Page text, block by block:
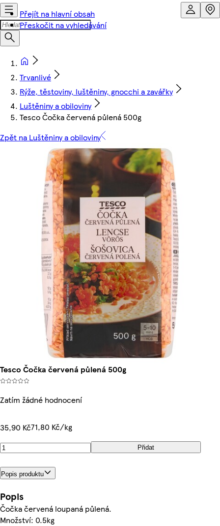
Přejít na hlavní obsah
Přeskočit na vyhledávání
Trvanlivé
Rýže, těstoviny, luštěniny, gnocchi a zavářky
Luštěniny a obiloviny
Tesco Čočka červená půlená 500g
Zpět na Luštěniny a obiloviny
Tesco Čočka červená půlená 500g
Zatím žádné hodnocení
35,90 Kč71,80 Kč/kg
Přidat
Popis produktu
Popis
Čočka červená loupaná půlená.
Množství: 0.5kg